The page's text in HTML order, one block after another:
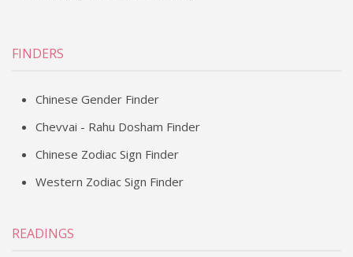
FINDERS
Chinese Gender Finder
Chevvai - Rahu Dosham Finder
Chinese Zodiac Sign Finder
Western Zodiac Sign Finder
READINGS